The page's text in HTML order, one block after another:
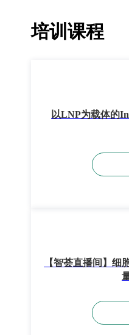
培训课程
以LNP为载体的
【智荟直播间】细